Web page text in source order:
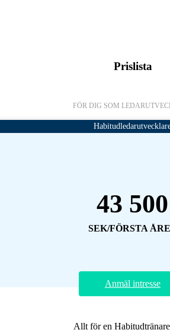
Prislista
FÖR DIG SOM
43 500
SEK/FÖRSTA
Anmäl intresse
Allt för en